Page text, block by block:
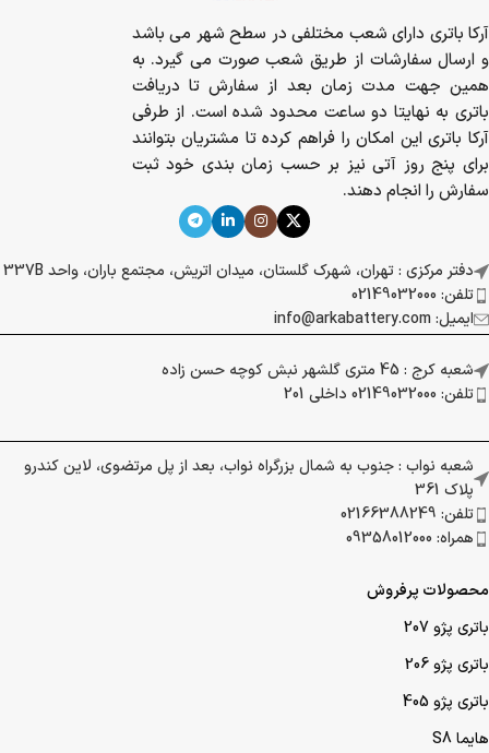
آرکا باتری دارای شعب مختلفی در سطح شهر می باشد
و ارسال سفارشات از طریق شعب صورت می گیرد. به
همین جهت مدت زمان بعد از سفارش تا دریافت
باتری به نهایتا دو ساعت محدود شده است. از طرفی
آرکا باتری این امکان را فراهم کرده تا مشتریان بتوانند
برای پنج روز آتی نیز بر حسب زمان بندی خود ثبت
سفارش را انجام دهند.
دفتر مرکزی : تهران، شهرک گلستان، میدان اتریش، مجتمع باران، واحد 337B
تلفن: 02149032000
ایمیل: info@arkabattery.com
شعبه کرج : 45 متری گلشهر نبش کوچه حسن زاده
تلفن: 02149032000 داخلی 201
شعبه نواب : جنوب به شمال بزرگراه نواب، بعد از پل مرتضوی، لاین کندرو
پلاک 361
تلفن: 02166388249
همراه: 09358012000
محصولات پرفروش
باتری پژو 207
باتری پژو 206
باتری پژو 405
هایما S8